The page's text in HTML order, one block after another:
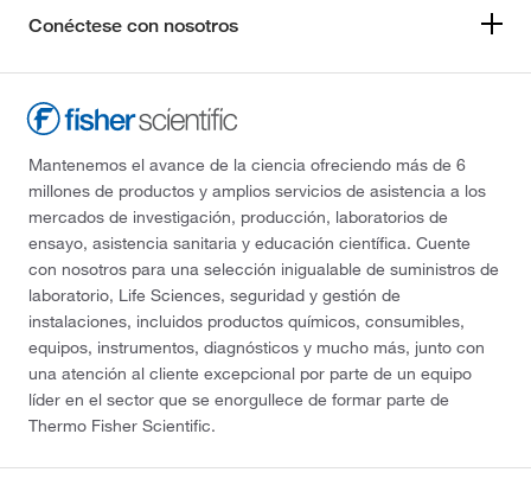
Conéctese con nosotros
Mantenemos el avance de la ciencia ofreciendo más de 6
millones de productos y amplios servicios de asistencia a los
mercados de investigación, producción, laboratorios de
ensayo, asistencia sanitaria y educación científica. Cuente
con nosotros para una selección inigualable de suministros de
laboratorio, Life Sciences, seguridad y gestión de
instalaciones, incluidos productos químicos, consumibles,
equipos, instrumentos, diagnósticos y mucho más, junto con
una atención al cliente excepcional por parte de un equipo
líder en el sector que se enorgullece de formar parte de
Thermo Fisher Scientific.